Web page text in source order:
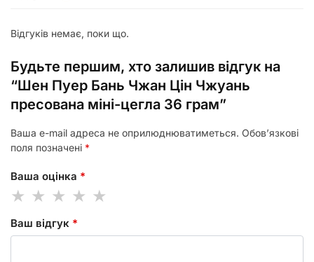
Відгуків немає, поки що.
Будьте першим, хто залишив відгук на
“Шен Пуер Бань Чжан Цін Чжуань
пресована міні-цегла 36 грам”
Ваша e-mail адреса не оприлюднюватиметься. Обов’язкові
поля позначені *
Ваша оцінка *
Ваш відгук *